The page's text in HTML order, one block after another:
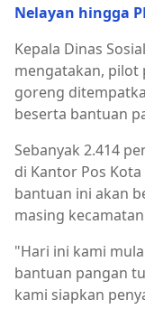
Nelayan hingga
Kepala Dinas
mengatakan, pilot
goreng
beserta bantuan
Sebanyak 2.414
di Kantor Pos
bantuan ini akan
masing
"Hari ini kami
bantuan pangan
kami siapkan